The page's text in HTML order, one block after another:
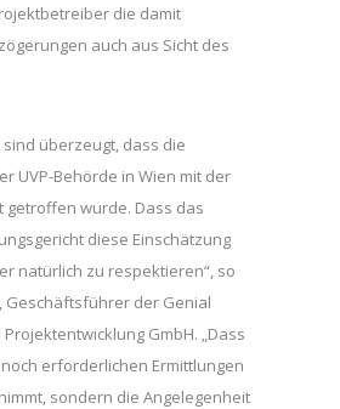
die damit
auch aus Sicht des
sind überzeugt, dass die
UVP-Behörde in Wien mit der
getroffen wurde. Dass das
diese Einschätzung
natürlich zu respektieren“, so
Geschäftsführer der Genial
GmbH. „Dass
erforderlichen Ermittlungen
sondern die Angelegenheit